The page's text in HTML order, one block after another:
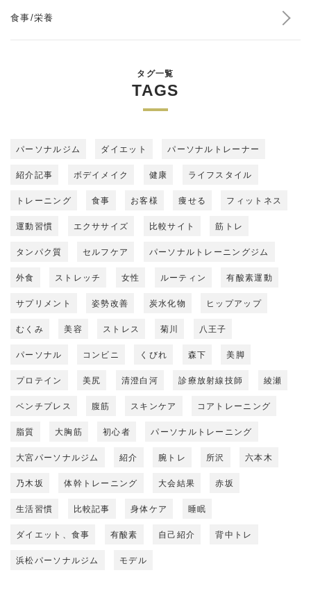
食事/栄養
タグ一覧
TAGS
パーソナルジム ダイエット パーソナルトレーナー
紹介記事 ボデイメイク 健康 ライフスタイル
トレーニング 食事 お客様 痩せる フィットネス
運動習慣 エクササイズ 比較サイト 筋トレ
タンパク質 セルフケア パーソナルトレーニングジム
外食 ストレッチ 女性 ルーティン 有酸素運動
サプリメント 姿勢改善 炭水化物 ヒップアップ
むくみ 美容 ストレス 菊川 八王子
パーソナル コンビニ くびれ 森下 美脚
プロテイン 美尻 清澄白河 診療放射線技師 綾瀬
ベンチプレス 腹筋 スキンケア コアトレーニング
脂質 大胸筋 初心者 パーソナルトレーニング
大宮パーソナルジム 紹介 腕トレ 所沢 六本木
乃木坂 体幹トレーニング 大会結果 赤坂
生活習慣 比較記事 身体ケア 睡眠
ダイエット、食事 有酸素 自己紹介 背中トレ
浜松パーソナルジム モデル